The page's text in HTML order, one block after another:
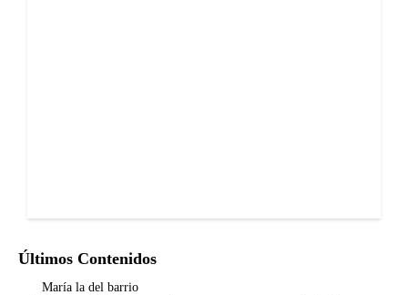
Últimos Contenidos
María la del barrio